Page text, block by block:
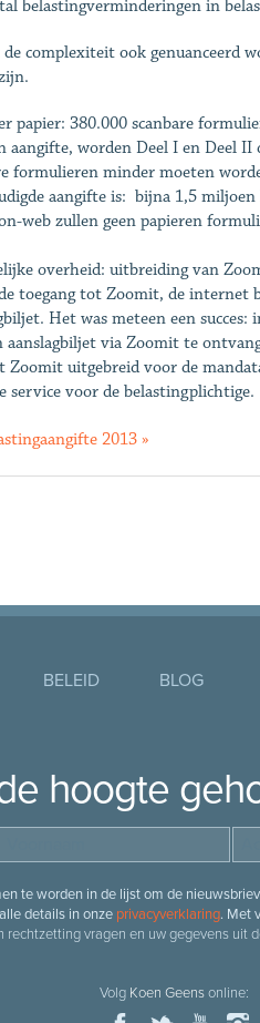
belastingverminderingen in
complexiteit ook genuanceerd
papier: 380.000 scanbare
aangifte, worden Deel I en Deel
formulieren minder moeten
aangifte is: bijna 1,5 miljoen
web zullen geen papieren
overheid: uitbreiding van
toegang tot Zoomit, de internet
Het was meteen een succes:
aanslagbiljet via Zoomit te
Zoomit uitgebreid voor de
service voor de belastingplichtige.
2013 »
BELEID BLOG
hoogte
te worden in de lijst om de
details in onze privacyverklaring. Met
rechtzetting vragen en uw gegevens uit
Volg Koen Geensonline: